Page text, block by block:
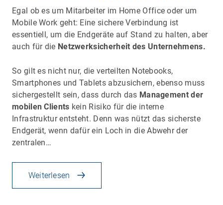
Egal ob es um Mitarbeiter im Home Office oder um
Mobile Work geht: Eine sichere Verbindung ist
essentiell, um die Endgeräte auf Stand zu halten, aber
auch für die Netzwerksicherheit des Unternehmens.
So gilt es nicht nur, die verteilten Notebooks,
Smartphones und Tablets abzusichern, ebenso muss
sichergestellt sein, dass durch das Management der
mobilen Clients kein Risiko für die interne
Infrastruktur entsteht. Denn was nützt das sicherste
Endgerät, wenn dafür ein Loch in die Abwehr der
zentralen…
Weiterlesen